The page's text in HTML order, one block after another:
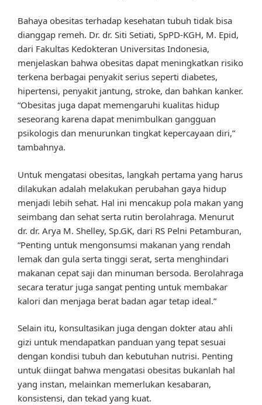
Bahaya obesitas terhadap kesehatan tubuh tidak bisa
dianggap remeh. Dr. dr. Siti Setiati, SpPD-KGH, M. Epid,
dari Fakultas Kedokteran Universitas Indonesia,
menjelaskan bahwa obesitas dapat meningkatkan risiko
terkena berbagai penyakit serius seperti diabetes,
hipertensi, penyakit jantung, stroke, dan bahkan kanker.
“Obesitas juga dapat memengaruhi kualitas hidup
seseorang karena dapat menimbulkan gangguan
psikologis dan menurunkan tingkat kepercayaan diri,”
tambahnya.
Untuk mengatasi obesitas, langkah pertama yang harus
dilakukan adalah melakukan perubahan gaya hidup
menjadi lebih sehat. Hal ini mencakup pola makan yang
seimbang dan sehat serta rutin berolahraga. Menurut
dr. dr. Arya M. Shelley, Sp.GK, dari RS Pelni Petamburan,
“Penting untuk mengonsumsi makanan yang rendah
lemak dan gula serta tinggi serat, serta menghindari
makanan cepat saji dan minuman bersoda. Berolahraga
secara teratur juga sangat penting untuk membakar
kalori dan menjaga berat badan agar tetap ideal.”
Selain itu, konsultasikan juga dengan dokter atau ahli
gizi untuk mendapatkan panduan yang tepat sesuai
dengan kondisi tubuh dan kebutuhan nutrisi. Penting
untuk diingat bahwa mengatasi obesitas bukanlah hal
yang instan, melainkan memerlukan kesabaran,
konsistensi, dan tekad yang kuat.